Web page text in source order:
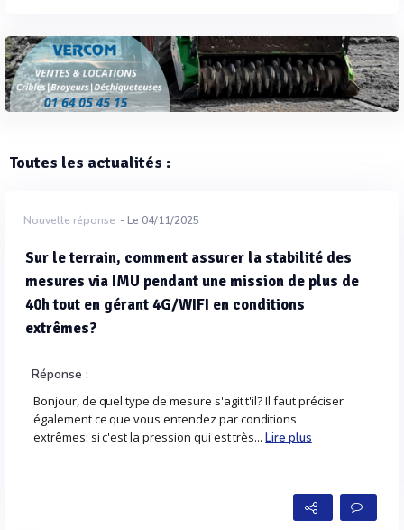
Toutes les actualités :
Nouvelle réponse - Le 04/11/2025
Sur le terrain, comment assurer la stabilité des
mesures via IMU pendant une mission de plus de
40h tout en gérant 4G/WIFI en conditions
extrêmes?
Réponse :
Bonjour, de quel type de mesure s'agit t'il? Il faut préciser
également ce que vous entendez par conditions
extrêmes: si c'est la pression qui est très...Lire plus